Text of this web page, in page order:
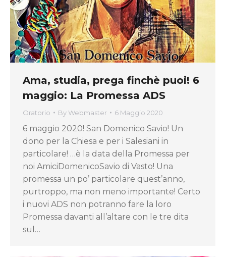
Ama, studia, prega finchè puoi! 6
maggio: La Promessa ADS
Oratorio By Webmaster 6 Maggio 2020
6 maggio 2020! San Domenico Savio! Un
dono per la Chiesa e per i Salesiani in
particolare! …è la data della Promessa per
noi AmiciDomenicoSavio di Vasto! Una
promessa un po’ particolare quest’anno,
purtroppo, ma non meno importante! Certo
i nuovi ADS non potranno fare la loro
Promessa davanti all’altare con le tre dita
sul…